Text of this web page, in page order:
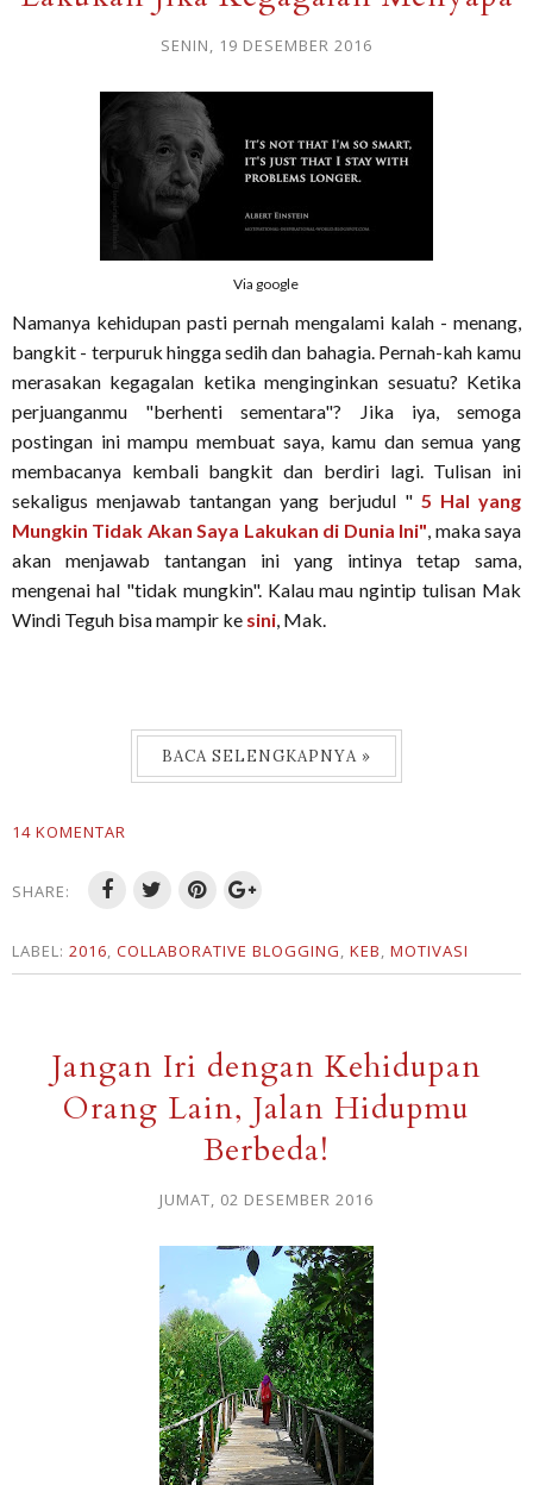
SENIN, 19 DESEMBER 2016
Via google
Namanya kehidupan pasti pernah mengalami kalah - menang,
bangkit - terpuruk hingga sedih dan bahagia. Pernah-kah kamu
merasakan kegagalan ketika menginginkan sesuatu? Ketika
perjuanganmu "berhenti sementara"? Jika iya, semoga
postingan ini mampu membuat saya, kamu dan semua yang
membacanya kembali bangkit dan berdiri lagi. Tulisan ini
sekaligus menjawab tantangan yang berjudul " 5 Hal yang
Mungkin Tidak Akan Saya Lakukan di Dunia Ini", maka saya
akan menjawab tantangan ini yang intinya tetap sama,
mengenai hal "tidak mungkin". Kalau mau ngintip tulisan Mak
Windi Teguh bisa mampir ke sini, Mak.
BACA SELENGKAPNYA »
14 KOMENTAR
SHARE:
LABEL: 2016, COLLABORATIVE BLOGGING, KEB, MOTIVASI
Jangan Iri dengan Kehidupan
Orang Lain, Jalan Hidupmu
Berbeda!
JUMAT, 02 DESEMBER 2016